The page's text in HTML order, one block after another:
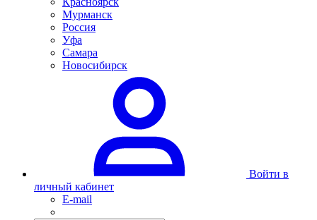
Мурманск
Россия
Уфа
Самара
Новосибирск
Войти в
личный кабинет
E-mail